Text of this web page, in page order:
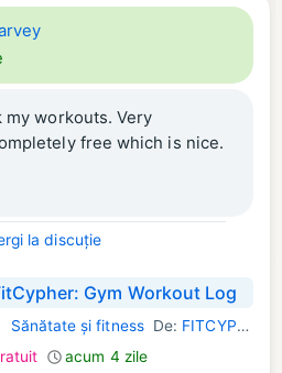
my workouts. Very
free which is nice.
la discuție
Gym Workout Log
Aplicații:
Sănătate și fitnessDe: FITCYPHER LLC
acum 4 zile